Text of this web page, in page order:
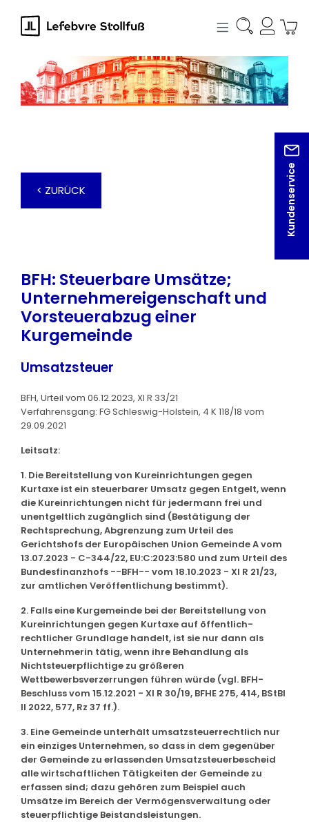
springen
Kundenservice
< ZURÜCK
BFH: Steuerbare Umsätze;
Unternehmereigenschaft und
Vorsteuerabzug einer
Kurgemeinde
Umsatzsteuer
BFH, Urteil vom 06.12.2023, XI R 33/21
Verfahrensgang: FG Schleswig-Holstein, 4 K 118/18 vom
29.09.2021
Leitsatz:
1. Die Bereitstellung von Kureinrichtungen gegen
Kurtaxe ist ein steuerbarer Umsatz gegen Entgelt, wenn
die Kureinrichtungen nicht für jedermann frei und
unentgeltlich zugänglich sind (Bestätigung der
Rechtsprechung, Abgrenzung zum Urteil des
Gerichtshofs der Europäischen Union Gemeinde A vom
13.07.2023 - C-344/22, EU:C:2023:580 und zum Urteil des
Bundesfinanzhofs --BFH-- vom 18.10.2023 - XI R 21/23,
zur amtlichen Veröffentlichung bestimmt).
2. Falls eine Kurgemeinde bei der Bereitstellung von
Kureinrichtungen gegen Kurtaxe auf öffentlich-
rechtlicher Grundlage handelt, ist sie nur dann als
Unternehmerin tätig, wenn ihre Behandlung als
Nichtsteuerpflichtige zu größeren
Wettbewerbsverzerrungen führen würde (vgl. BFH-
Beschluss vom 15.12.2021 - XI R 30/19, BFHE 275, 414, BStBl
II 2022, 577, Rz 37 ff.).
3. Eine Gemeinde unterhält umsatzsteuerrechtlich nur
ein einziges Unternehmen, so dass in dem gegenüber
der Gemeinde zu erlassenden Umsatzsteuerbescheid
alle wirtschaftlichen Tätigkeiten der Gemeinde zu
erfassen sind; dazu gehören zum Beispiel auch
Umsätze im Bereich der Vermögensverwaltung oder
steuerpflichtige Beistandsleistungen.